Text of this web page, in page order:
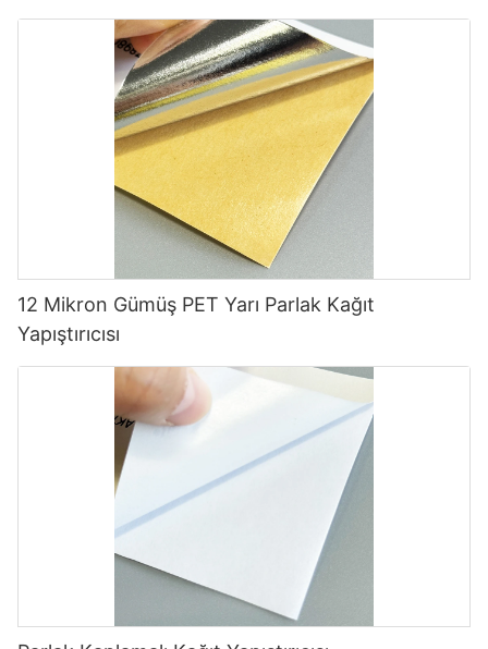
12 Mikron Gümüş PET Yarı Parlak Kağıt
Yapıştırıcısı